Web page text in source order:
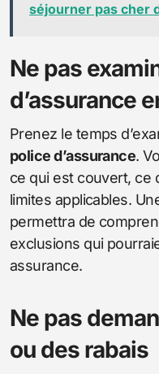
séjourner pas cher
Ne pas
d’assurance
Prenez le temps
police d’assurance.
ce qui est couvert, ce
limites applicables.
permettra de
exclusions qui
assurance.
Ne pas
ou des rabais